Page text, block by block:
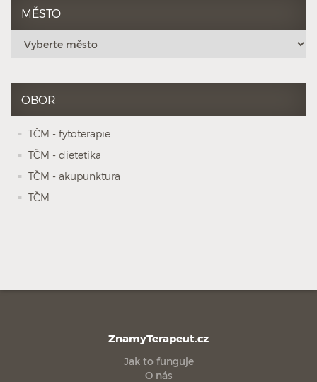
MĚSTO
OBOR
TČM - fytoterapie
TČM - dietetika
TČM - akupunktura
TČM
ZnamyTerapeut.cz
Jak to funguje
O nás